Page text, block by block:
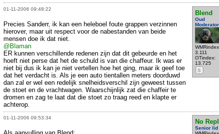
01-11-2006 09:48:22
Blend
Oud
Moderator
3.111
OTindex:
13.725
S
Precies Sanderr, ik kan een heleboel foute grappen verzinnen
hierover, maar uit respect voor de nabestanden van beide
mensen doe ik dat niet.
@Blaman
ER kunnen verschillende redenen zijn dat dit gebeurde en het
hoeft niet perse dat het de schuld is van die chaffeur. Ik was er
niet bij dus ik kan je niet vertellen hoe het ging, maar ik geef toe
dat het verdacht is. Als je een auto tientallen meters doorduwd
dan zal er wel een redelijk snelheidsverschil zijn geweest tussen
de stoet en de vrachtwagen. Waarschijnlijk zat die chaffeir te
dromen en zag te laat dat die stoet zo traag reed en klapte er
achterop.
01-11-2006 09:53:34
No
Senior lid